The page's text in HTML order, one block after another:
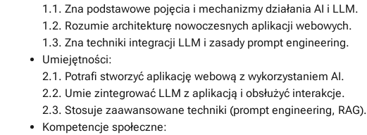
1.1. Zna podstawowe pojęcia i mechanizmy działania AI i LLM.
1.2. Rozumie architekturę nowoczesnych aplikacji webowych.
1.3. Zna techniki integracji LLM i zasady prompt engineering.
Umiejętności:
2.1. Potrafi stworzyć aplikację webową z wykorzystaniem AI.
2.2. Umie zintegrować LLM z aplikacją i obsłużyć interakcje.
2.3. Stosuje zaawansowane techniki (prompt engineering, RAG).
Kompetencje społeczne: